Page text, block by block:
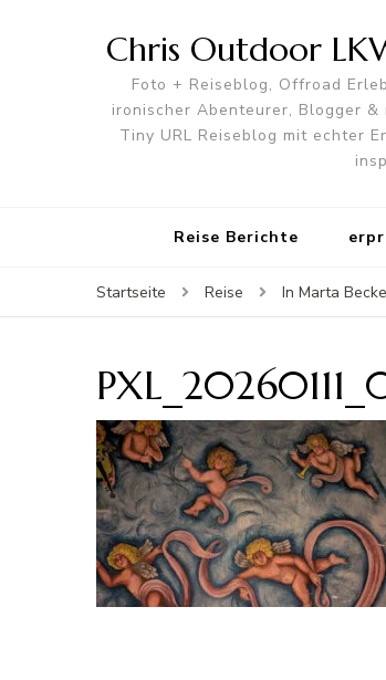
Chris Outdoor
Foto + Reiseblog, Offroad
ironischer Abenteurer, Blogger &
Tiny URL Reiseblog mit echter
Reise Berichte
Startseite Reise In Marta